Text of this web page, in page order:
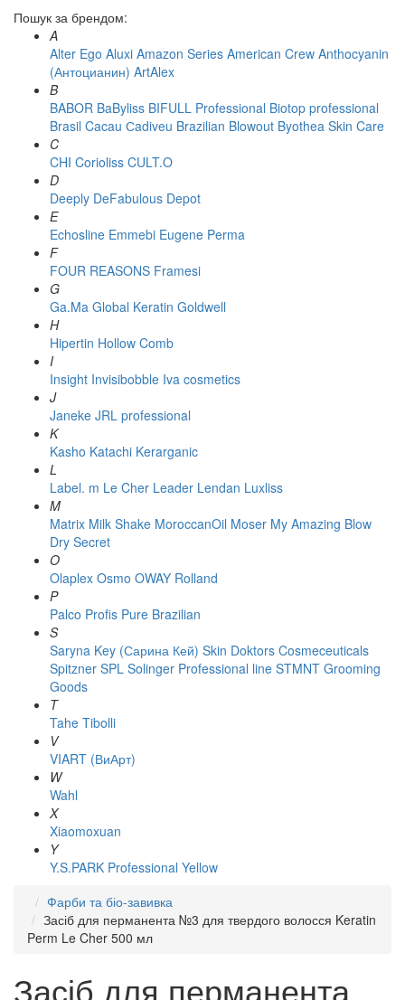
Пошук за брендом:
A
Alter Ego Aluxi Amazon Series American Crew Anthocyanin
(Антоцианин) ArtAlex
B
BABOR BaByliss BIFULL Professional Biotop professional
Brasil Cacau Сadiveu Brazilian Blowout Byothea Skin Care
C
CHI Corioliss CULT.O
D
Deeply DeFabulous Depot
E
Echosline Emmebi Eugene Perma
F
FOUR REASONS Framesi
G
Ga.Ma Global Keratin Goldwell
H
Hipertin Hollow Comb
I
Insight Invisibobble Iva cosmetics
J
Janeke JRL professional
K
Kasho Katachi Kerarganic
L
Label. m Le Cher Leader Lendan Luxliss
M
Matrix Milk Shake MoroccanOil Moser My Amazing Blow
Dry Secret
O
Olaplex Osmo OWAY Rolland
P
Palco Profis Pure Brazilian
S
Saryna Key (Сарина Кей) Skin Doktors Cosmeceuticals
Spitzner SPL Solinger Professional line STMNT Grooming
Goods
T
Tahe Tibolli
V
VIART (ВиАрт)
W
Wahl
X
Xiaomoxuan
Y
Y.S.PARK Professional Yellow
Фарби та біо-завивка
Засіб для перманента №3 для твердого волосся Keratin
Perm Le Cher 500 мл
Засіб для перманента